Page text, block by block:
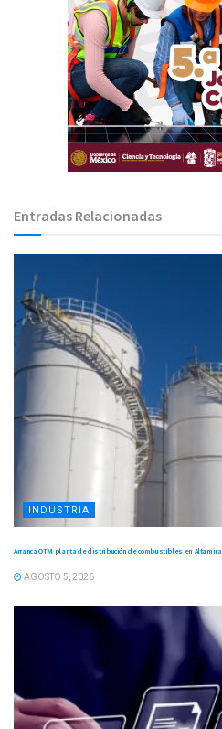
Entradas Relacionadas
INDUSTRIA
Arranca OTM planta de distribución de combustibles en Altamira
AGOSTO 5, 2026